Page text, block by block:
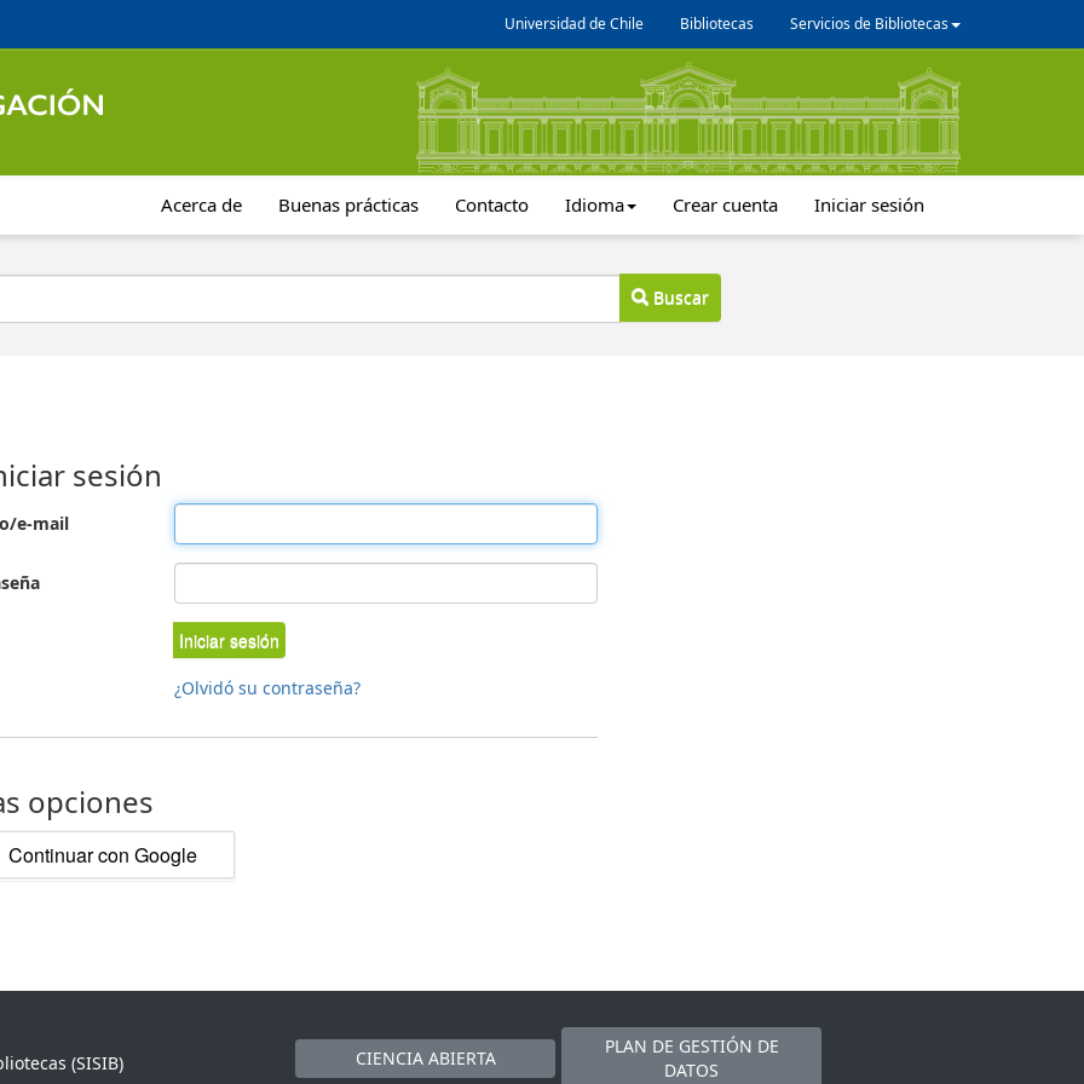
Universidad de Chile Bibliotecas Servicios de Bibliotecas
Acerca de Buenas prácticas Contacto Idioma Crear cuenta Iniciar sesión
Buscar
sesión
e-mail
Iniciar sesión
¿Olvidó su contraseña?
opciones
Continuar con Google
(SISIB)
CIENCIA ABIERTA
PLAN DE GESTIÓN DE
DATOS